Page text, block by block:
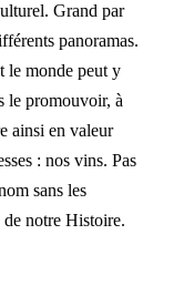
Grand par
panoramas.
le monde peut y
le promouvoir, à
ainsi en valeur
: nos vins. Pas
sans les
notre Histoire.